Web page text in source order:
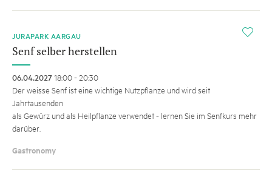
i
JURAPARK AARGAU
Senf selber herstellen
06.04.202718:00 - 20:30
Der weisse Senf ist eine wichtige Nutzpflanze und wird seit
Jahrtausenden
als Gewürz und als Heilpflanze verwendet - lernen Sie im Senfkurs mehr
darüber.
Gastronomy